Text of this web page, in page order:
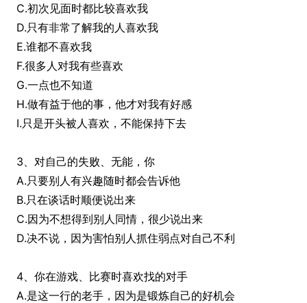
C.初次见面时都比较喜欢我
D.只有非常了解我的人喜欢我
E.谁都不喜欢我
F.很多人对我有些喜欢
G.一点也不知道
H.做有益于他的事，他才对我有好感
I.只是开头被人喜欢，不能保持下去
3、对自己的失败、无能，你
A.只要别人有兴趣随时都会告诉他
B.只在谈话时顺便说出来
C.因为不想得到别人同情，很少说出来
D.决不说，因为害怕别人抓住弱点对自己不利
4、你在游戏、比赛时喜欢找的对手
A.是这一行的老手，因为是锻炼自己的好机会